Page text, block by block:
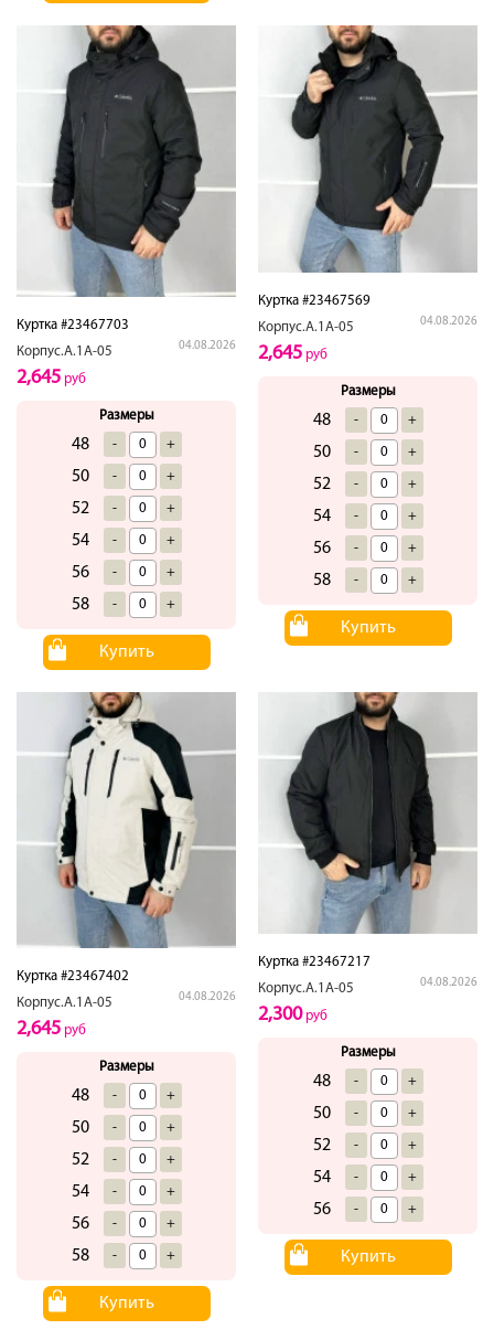
Куртка #23467703
Корпус.А.1А-05
04.08.2026
2,645 руб
Размеры
48 - +
50 - +
52 - +
54 - +
56 - +
58 - +
Купить
Куртка #23467569
Корпус.А.1А-05
04.08.2026
2,645 руб
Размеры
48 - +
50 - +
52 - +
54 - +
56 - +
58 - +
Купить
Куртка #23467402
Корпус.А.1А-05
04.08.2026
2,645 руб
Размеры
48 - +
50 - +
52 - +
54 - +
56 - +
58 - +
Купить
Куртка #23467217
Корпус.А.1А-05
04.08.2026
2,300руб
Размеры
48 - +
50 - +
52 - +
54 - +
56 - +
Купить